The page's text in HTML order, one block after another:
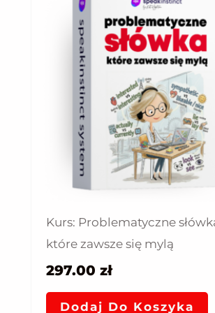
Kurs: Problematyczne
które zawsze się mylą
297.00 zł
Dodaj Do Koszyka